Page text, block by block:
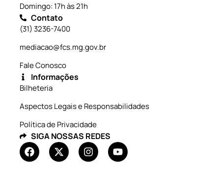
Domingo: 17h às 21h
Contato
(31) 3236-7400
mediacao@fcs.mg.gov.br
Fale Conosco
Informações
Bilheteria
Aspectos Legais e Responsabilidades
Política de Privacidade
SIGA NOSSAS REDES